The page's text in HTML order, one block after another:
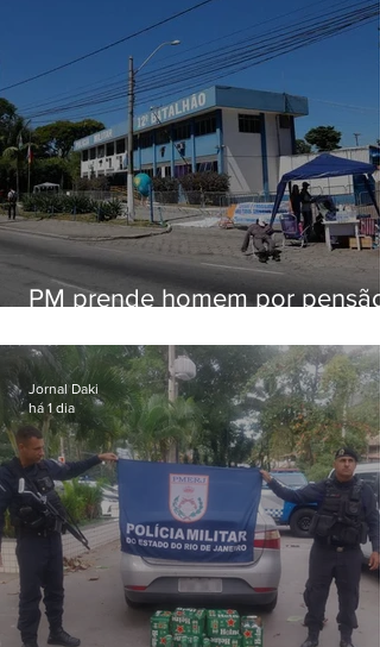
PM prende homem por pensão
Jornal Daki
há 1 dia